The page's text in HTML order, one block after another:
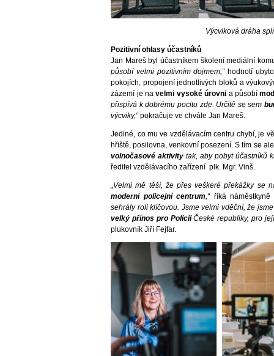
Výcviková dráha
Pozitivní ohlasy účastníků
Jan Mareš byl účastníkem školení mediální
působí velmi pozitivním dojmem,“ hodnotí
pokojích, propojení jednotlivých bloků a
zázemí je navelmi vysoké úrovni a působí
přispívá k dobrému pocitu zde. Určitě se sem
výcviky,“pokračuje ve chvále Jan Mareš.
Jediné, co mu ve vzdělávacím centru chybí, je
hřiště, posilovna, venkovní posezení. S tím se
volnočasové aktivity tak, aby pobyt účastníků
ředitel vzdělávacího zařízení plk. Mgr. Vinš.
„Velmi mě těší, že přes veškeré překážky se
moderní policejní centrum,“ říká
sehrály roli klíčovou. Jsme velmi vděční, že
velký přínos pro PoliciiČeské republiky, pro
plukovník Jiří Fejfar.